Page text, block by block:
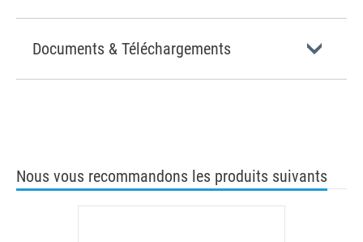
Documents & Téléchargements
Nous vous recommandons les produits suivants